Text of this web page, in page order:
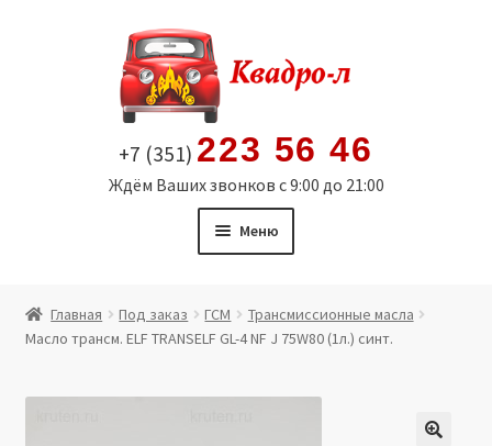
содержимому
+7 (351) 223 56 46
Ждём Ваших звонков с 9:00 до 21:00
Меню
Витрина
Мой аккаунт
Главная Под заказ ГСМ
Трансмиссионные масла
Масло трансм. ELF TRANSELF GL-4 NF J 75W80 (1л.) синт.